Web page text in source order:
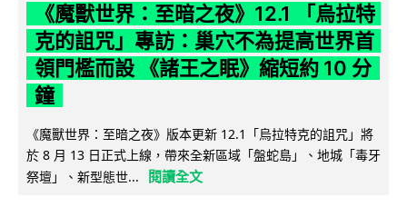
《魔獸世界：至暗之夜》12.1 「烏拉特
克的詛咒」專訪：巢穴不為提高世界首
領門檻而設 《諸王之眠》縮短約 10 分
鐘
《魔獸世界：至暗之夜》版本更新 12.1「烏拉特克的詛咒」將
於 8 月 13 日正式上線，帶來全新區域「盤蛇島」、地城「毒牙
祭壇」、新型態世...
閱讀全文